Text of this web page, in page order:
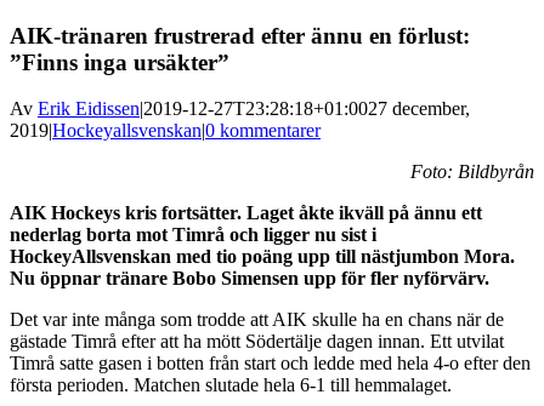
AIK-tränaren frustrerad efter ännu en förlust:
”Finns inga ursäkter”
Av Erik Eidissen|2019-12-27T23:28:18+01:0027 december,
2019|Hockeyallsvenskan|0 kommentarer
Foto: Bildbyrån
AIK Hockeys kris fortsätter. Laget åkte ikväll på ännu ett
nederlag borta mot Timrå och ligger nu sist i
HockeyAllsvenskan med tio poäng upp till nästjumbon Mora.
Nu öppnar tränare Bobo Simensen upp för fler nyförvärv.
Det var inte många som trodde att AIK skulle ha en chans när de
gästade Timrå efter att ha mött Södertälje dagen innan. Ett utvilat
Timrå satte gasen i botten från start och ledde med hela 4-o efter den
första perioden. Matchen slutade hela 6-1 till hemmalaget.